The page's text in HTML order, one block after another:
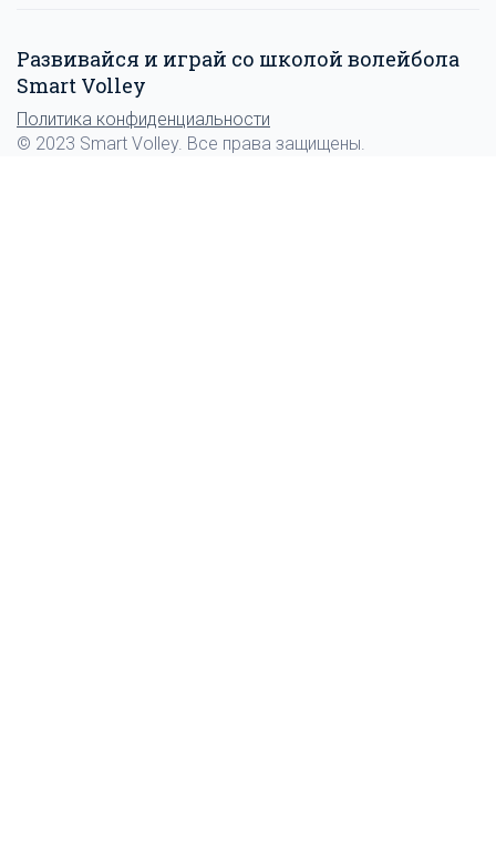
Развивайся и играй со школой волейбола
Smart Volley
Политика конфиденциальности
© 2023 Smart Volley. Все права защищены.